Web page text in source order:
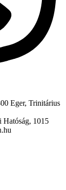
Eger, Trinitárius
Hatóság, 1015